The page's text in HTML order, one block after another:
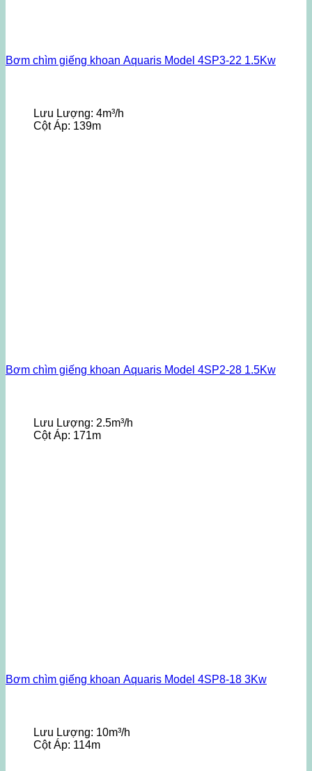
Bơm chìm giếng khoan Aquaris Model 4SP3-22 1.5Kw
Lưu Lượng: 4m³/h
Cột Áp: 139m
Bơm chìm giếng khoan Aquaris Model 4SP2-28 1.5Kw
Lưu Lượng: 2.5m³/h
Cột Áp: 171m
Bơm chìm giếng khoan Aquaris Model 4SP8-18 3Kw
Lưu Lượng: 10m³/h
Cột Áp: 114m